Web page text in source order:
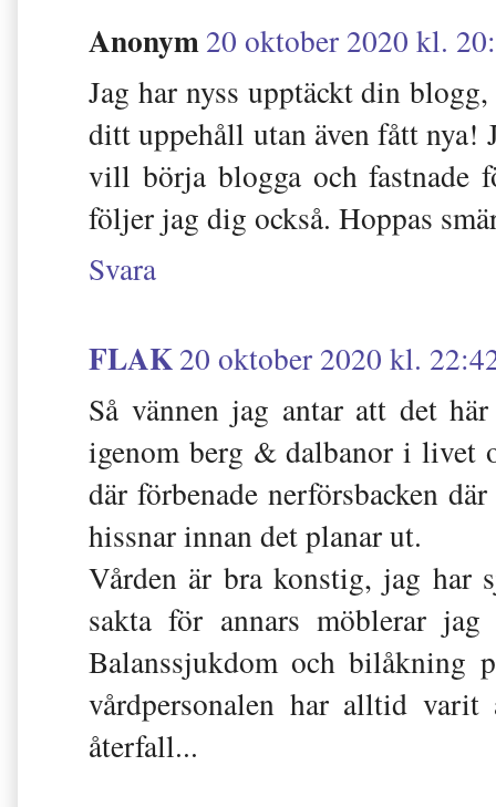
Anonym20 oktober 2020 kl.
Jag har nyss upptäckt din
ditt uppehåll utan även fått nya!
vill börja blogga och fastnade
följer jag dig också. Hoppas
Svara
FLAK20 oktober 2020 kl.
Så vännen jag antar att det
igenom berg & dalbanor i livet
där förbenade nerförsbacken
hissnar innan det planar ut.
Vården är bra konstig, jag
sakta för annars möblerar
Balanssjukdom och bilåkning
vårdpersonalen har alltid
återfall...